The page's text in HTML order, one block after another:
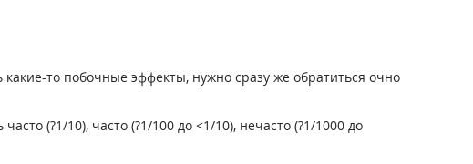
то побочные эффекты, нужно сразу же обратиться очно
(?1/10), часто (?1/100 до <1/10), нечасто (?1/1000 до